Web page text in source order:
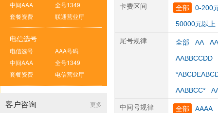
中间AAA
全号1349
套餐资费
联通营业厅
电信选号
电信选号
AAA号码
中间AAA
全号1349
套餐资费
电信营业厅
更多
客户咨询
卡费区间 全部 0-200
50000元以上
尾号规律 全部 AA
AABBCCDD
AABBCC*
中间号规律 全部 AAAA